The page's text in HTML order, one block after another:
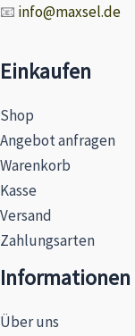
📧 info@maxsel.de
Einkaufen
Shop
Angebot anfragen
Warenkorb
Kasse
Versand
Zahlungsarten
Informationen
Über uns